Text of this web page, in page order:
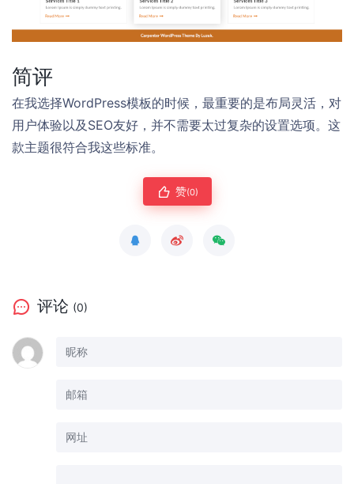
简评
在我选择WordPress模板的时候，最重要的是布局灵活，对
用户体验以及SEO友好，并不需要太过复杂的设置选项。这
款主题很符合我这些标准。
赞(0)
评论 (0)